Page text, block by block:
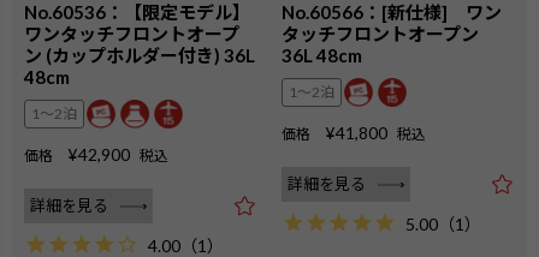
No.60536：【限定モデル】
ワンタッチフロントオープ
ン (カップホルダー付き) 36L
48cm
1〜2泊
価格 ¥42,900 税込
詳細を見る
4.00 （1）
No.60566：[新仕様] ワン
タッチフロントオープン
36L 48cm
1〜2泊
価格 ¥41,800 税込
詳細を見る
5.00 （1）